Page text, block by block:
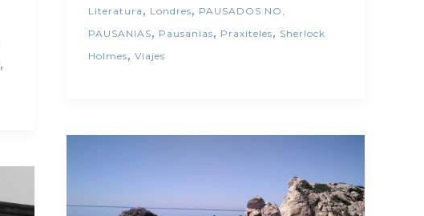
,
Literatura , Londres, PAUSADOS NO,
PAUSANIAS, Pausanias, Praxíteles, Sherlock
Holmes, Viajes